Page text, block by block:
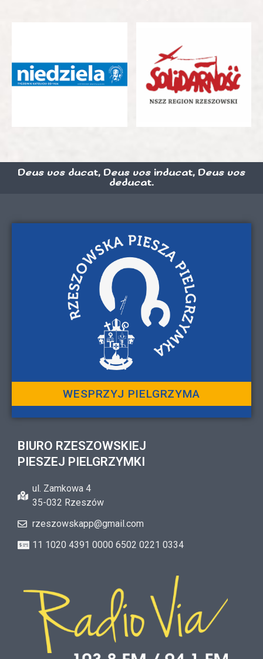
Deus vos ducat, Deus vos inducat, Deus vos
deducat.
WESPRZYJ PIELGRZYMA
BIURO RZESZOWSKIEJ
PIESZEJ PIELGRZYMKI
ul. Zamkowa 4
35-032 Rzeszów
rzeszowskapp@gmail.com
11 1020 4391 0000 6502 0221 0334